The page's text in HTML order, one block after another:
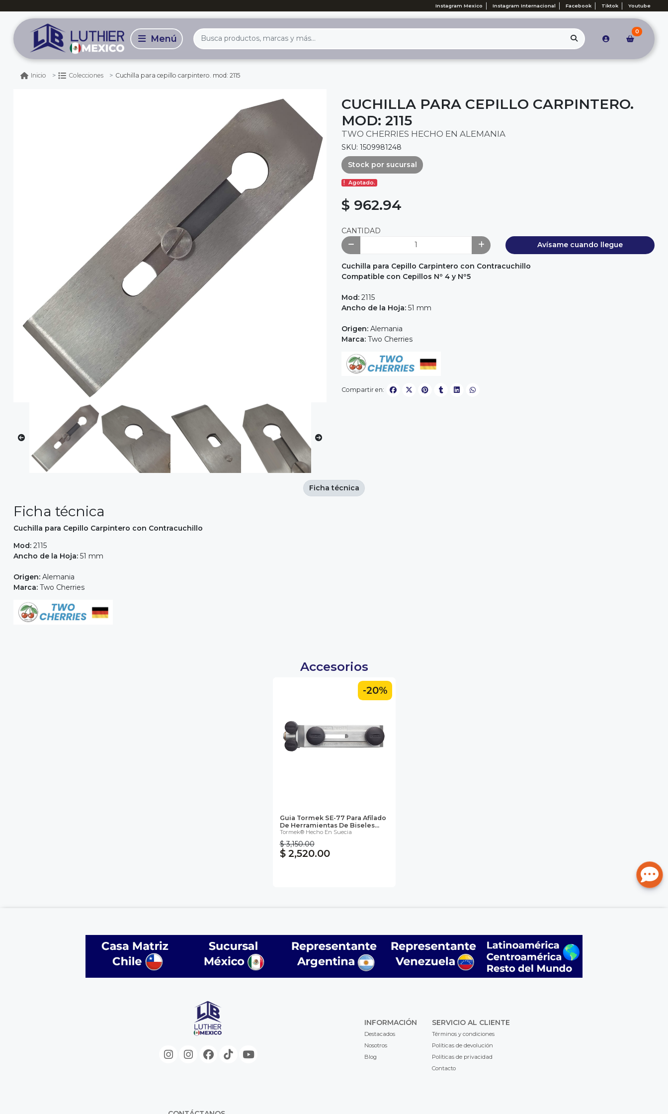
Instagram Mexico Instagram Internacional Facebook Tiktok Youtube
0
Inicio Colecciones Cuchilla para cepillo carpintero. mod: 2115
CUCHILLA PARA CEPILLO CARPINTERO.
MOD: 2115
TWO CHERRIES HECHO EN ALEMANIA
SKU: 1509981248
Stock por sucursal
Agotado.
$ 962.94
CANTIDAD
Avísame cuando llegue
Cuchilla para Cepillo Carpintero con Contracuchillo
Compatible con Cepillos Nº 4 y Nº5
Mod: 2115
Ancho de la Hoja: 51 mm
Origen: Alemania
Marca: Two Cherries
Compartir en:
Ficha técnica
Cuchilla para Cepillo Carpintero con Contracuchillo
Mod: 2115
Ancho de la Hoja: 51 mm
Origen: Alemania
Marca: Two Cherries
Ficha técnica
Accesorios
-20%
Guia Tormek SE-77 Para Afilado
De Herramientas De Biseles...
Tormek® Hecho En Suecia
$ 3,150.00
$ 2,520.00
INFORMACIÓN
Destacados
Nosotros
Blog
SERVICIO AL CLIENTE
Términos y condiciones
Políticas de devolución
Políticas de privacidad
Contacto